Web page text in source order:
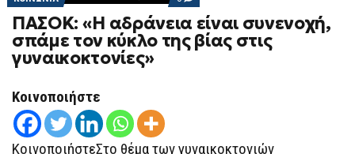
ON
ΠΑΣΟΚ:
«Η
ΑΔΡΆΝΕΙΑ
ΓΥΝΑΙΚΟΚΤΟΝΊΕΣ»
ΠΑΣΟΚ: «Η αδράνεια είναι συνενοχή,
σπάμε τον κύκλο της βίας στις
γυναικοκτονίες»
Κοινοποιήστε
ΚοινοποιήστεΣτο θέμα των γυναικοκτονιών